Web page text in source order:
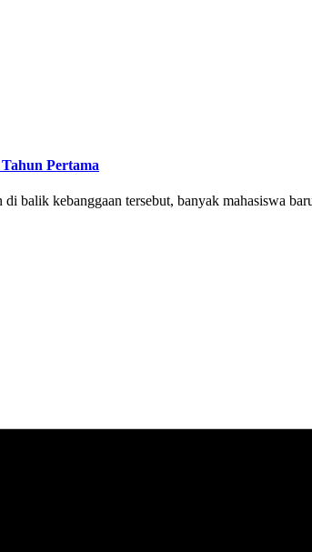
Pertama
balik kebanggaan tersebut, banyak mahasiswa